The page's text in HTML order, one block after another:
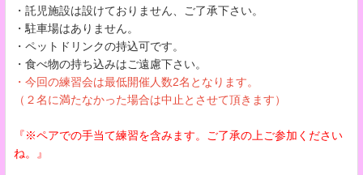
・託児施設は設けておりません、ご了承下さい。
・駐車場はありません。
・ペットドリンクの持込可です。
・食べ物の持ち込みはご遠慮下さい。
・今回の練習会は最低開催人数2名となります。
（２名に満たなかった場合は中止とさせて頂きます​​​​​）
『※ペアでの手当て練習を含みます。ご了承の上ご参加ください
ね。』